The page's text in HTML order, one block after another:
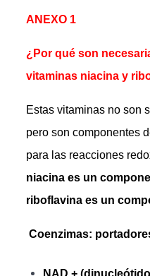
ANEXO 1
¿Por qué son
vitaminas niacina y
Estas vitaminas no son
pero son componentes
para las reacciones
niacina es un
riboflavina es un
Coenzimas: